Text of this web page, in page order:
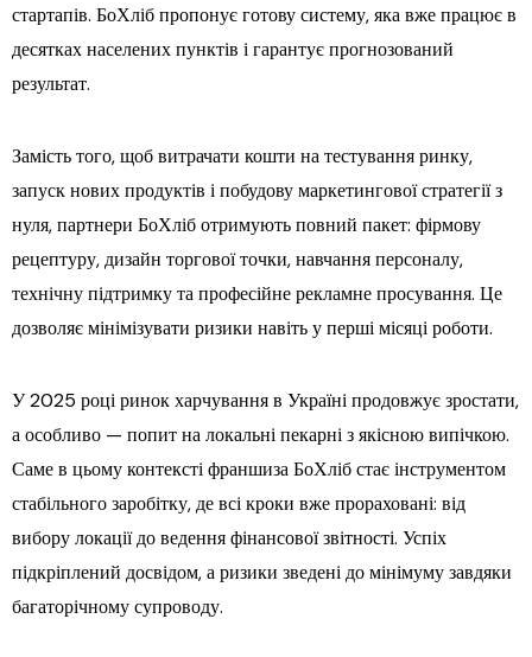
стартапів. БоХліб пропонує готову систему, яка вже працює в
десятках населених пунктів і гарантує прогнозований
результат.
Замість того, щоб витрачати кошти на тестування ринку,
запуск нових продуктів і побудову маркетингової стратегії з
нуля, партнери БоХліб отримують повний пакет: фірмову
рецептуру, дизайн торгової точки, навчання персоналу,
технічну підтримку та професійне рекламне просування. Це
дозволяє мінімізувати ризики навіть у перші місяці роботи.
У 2025 році ринок харчування в Україні продовжує зростати,
а особливо — попит на локальні пекарні з якісною випічкою.
Саме в цьому контексті франшиза БоХліб стає інструментом
стабільного заробітку, де всі кроки вже прораховані: від
вибору локації до ведення фінансової звітності. Успіх
підкріплений досвідом, а ризики зведені до мінімуму завдяки
багаторічному супроводу.